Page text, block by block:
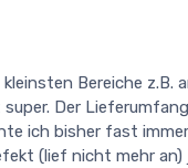
Bereiche
Der
ich bisher fast
(lief nicht mehr